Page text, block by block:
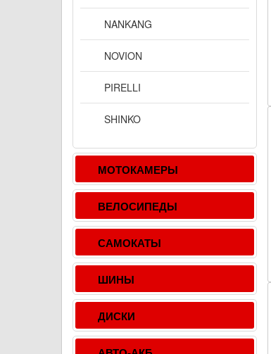
NANKANG
NOVION
PIRELLI
SHINKO
МОТОКАМЕРЫ
ВЕЛОСИПЕДЫ
САМОКАТЫ
ШИНЫ
ДИСКИ